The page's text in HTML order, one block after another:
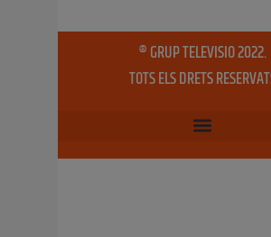
No hi ha comentaris